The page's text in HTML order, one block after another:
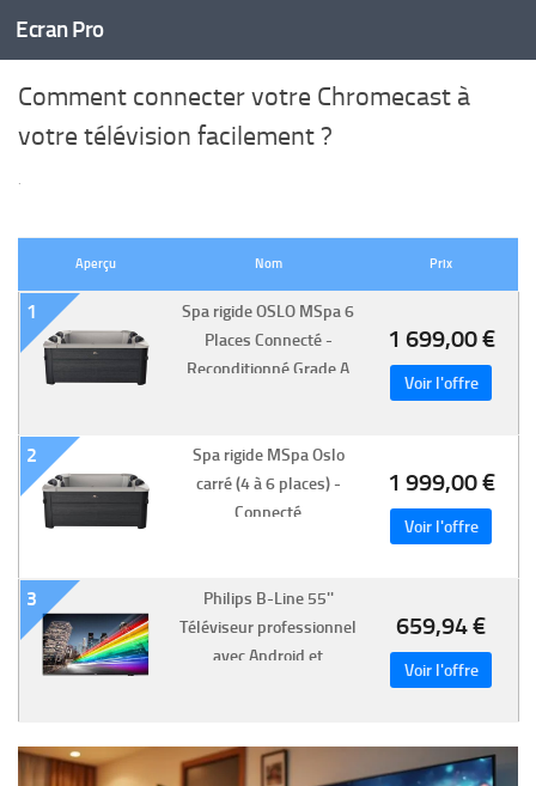
Skip to content
Ecran Pro
Comment connecter votre Chromecast à
votre télévision facilement ?
·
Aperçu Nom Prix
1
Spa rigide OSLO MSpa 6
Places Connecté -
Reconditionné Grade A
1 699,00 €
2
Spa rigide MSpa Oslo
carré (4 à 6 places) -
Connecté
1 999,00 €
3
Philips B-Line 55''
Téléviseur professionnel
avec Android et
depuis Windows, Apple
et Android.
659,94 €